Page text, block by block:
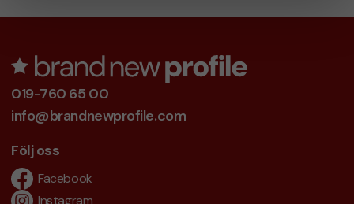
019-760 65 00
info@brandnewprofile.com
Följ oss
Facebook
Instagram